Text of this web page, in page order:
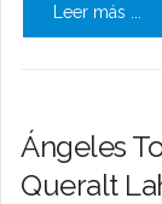
Leer más ...
Ángeles
Queralt